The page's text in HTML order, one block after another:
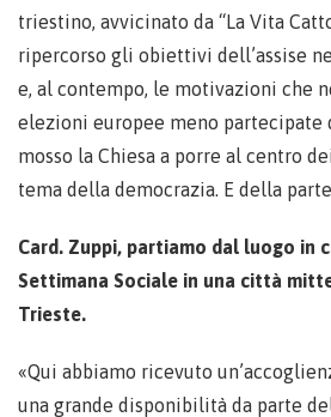
triestino, avvicinato da “La Vita
ripercorso gli obiettivi dell’assise
e, al contempo, le motivazioni che
elezioni europee meno partecipate
mosso la Chiesa a porre al centro
tema della democrazia. E della
Card. Zuppi, partiamo dal luogo in
Settimana Sociale in una città
Trieste.
«Qui abbiamo ricevuto
una grande disponibilità da parte